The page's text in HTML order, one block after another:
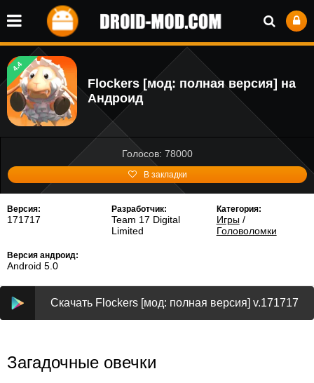
4.4
Flockers [мод: полная версия] на
Андроид
Голосов: 78000
В закладки
Версия:
171717
Разработчик:
Team 17 Digital
Limited
Категория:
Игры/
Головоломки
Версия андроид:
Android 5.0
Скачать Flockers [мод: полная версия] v.171717
Загадочные овечки